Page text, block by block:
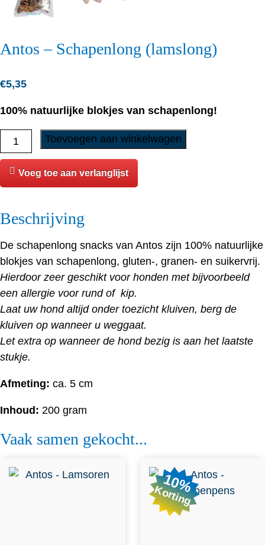
Antos – Schapenlong (lamslong)
€5,35
100% natuurlijke blokjes van schapenlong!
Antos
-
Schapenlong
(lamslong)
Toevoegen aan winkelwagen
Voeg toe aan verlanglijst
Beschrijving
De schapenlong snacks van Antos zijn 100% natuurlijke
blokjes van schapenlong, gluten-, granen- en suikervrij.
Hierdoor zeer geschikt voor honden met bijvoorbeeld
een allergie voor rund of kip.
Laat uw hond altijd onder toezicht kluiven, berg de
kluiven op wanneer u weggaat.
Let extra op wanneer de hond bezig is aan het laatste
stukje.
Afmeting: ca. 5 cm
Inhoud: 200 gram
Vaak samen gekocht...
10%
Korting